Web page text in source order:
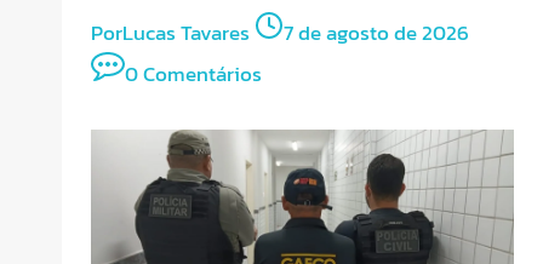
PorLucas Tavares
7 de agosto de 2026
0 Comentários